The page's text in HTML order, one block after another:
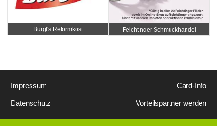
Burgl's Reformkost
Feichtinger Schmuckhandel
Zentrale
Impressum
Datenschutz
Card-Info
Vorteilspartner werden